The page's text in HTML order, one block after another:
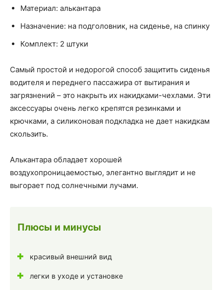
Материал: алькантара
Назначение: на подголовник, на сиденье, на спинку
Комплект: 2 штуки
Самый простой и недорогой способ защитить сиденья
водителя и переднего пассажира от вытирания и
загрязнений – это накрыть их накидками-чехлами. Эти
аксессуары очень легко крепятся резинками и
крючками, а силиконовая подкладка не дает накидкам
скользить.
Алькантара обладает хорошей
воздухопроницаемостью, элегантно выглядит и не
выгорает под солнечными лучами.
Плюсы и минусы
красивый внешний вид
легки в уходе и установке